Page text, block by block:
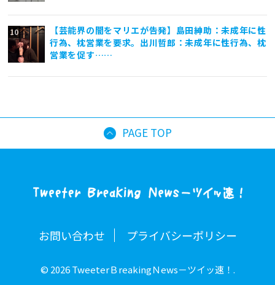
【芸能界の闇をマリエが告発】島田紳助：未成年に性
行為、枕営業を要求。出川哲郎：未成年に性行為、枕
営業を促す……
PAGE TOP
お問い合わせ プライバシーポリシー
© 2026 TweeterＢreakingＮews－ツイッ速！.